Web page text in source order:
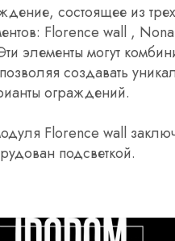
состоящее из трех
Florence wall ,
элементы могут
создавать
ограждений.
Florence wall
подсветкой.